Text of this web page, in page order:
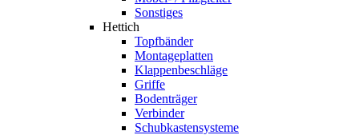
Sonstiges
Hettich
Topfbänder
Montageplatten
Klappenbeschläge
Griffe
Bodenträger
Verbinder
Schubkastensysteme